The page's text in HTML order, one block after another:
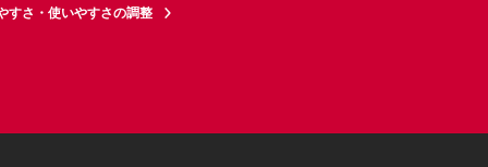
すさ・使いやすさの調整